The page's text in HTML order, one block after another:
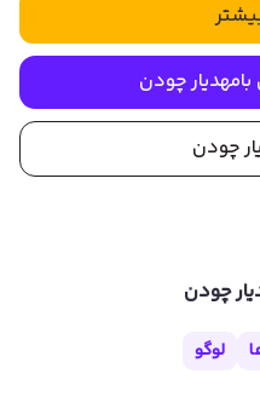
مهدیار چودن
چودن
چودن
لوگو